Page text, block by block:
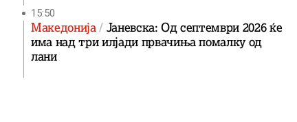
15:50
Македонија Јаневска: Од септември 2026 ќе
има над три илјади првачиња помалку од
лани